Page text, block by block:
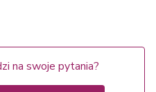
na swoje pytania?